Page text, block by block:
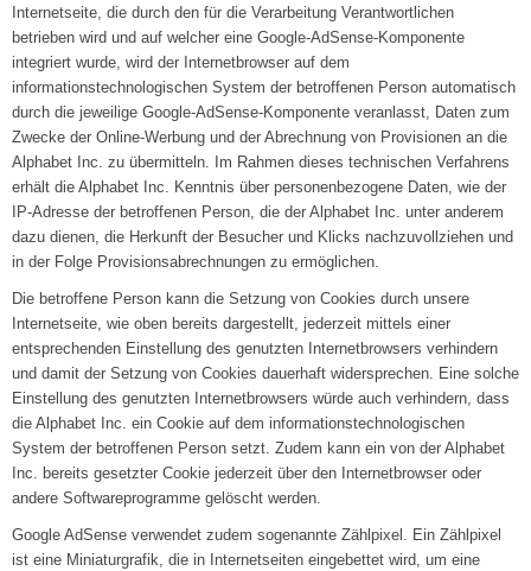
Internetseite, die durch den für die Verarbeitung Verantwortlichen
betrieben wird und auf welcher eine Google-AdSense-Komponente
integriert wurde, wird der Internetbrowser auf dem
informationstechnologischen System der betroffenen Person automatisch
durch die jeweilige Google-AdSense-Komponente veranlasst, Daten zum
Zwecke der Online-Werbung und der Abrechnung von Provisionen an die
Alphabet Inc. zu übermitteln. Im Rahmen dieses technischen Verfahrens
erhält die Alphabet Inc. Kenntnis über personenbezogene Daten, wie der
IP-Adresse der betroffenen Person, die der Alphabet Inc. unter anderem
dazu dienen, die Herkunft der Besucher und Klicks nachzuvollziehen und
in der Folge Provisionsabrechnungen zu ermöglichen.
Die betroffene Person kann die Setzung von Cookies durch unsere
Internetseite, wie oben bereits dargestellt, jederzeit mittels einer
entsprechenden Einstellung des genutzten Internetbrowsers verhindern
und damit der Setzung von Cookies dauerhaft widersprechen. Eine solche
Einstellung des genutzten Internetbrowsers würde auch verhindern, dass
die Alphabet Inc. ein Cookie auf dem informationstechnologischen
System der betroffenen Person setzt. Zudem kann ein von der Alphabet
Inc. bereits gesetzter Cookie jederzeit über den Internetbrowser oder
andere Softwareprogramme gelöscht werden.
Google AdSense verwendet zudem sogenannte Zählpixel. Ein Zählpixel
ist eine Miniaturgrafik, die in Internetseiten eingebettet wird, um eine